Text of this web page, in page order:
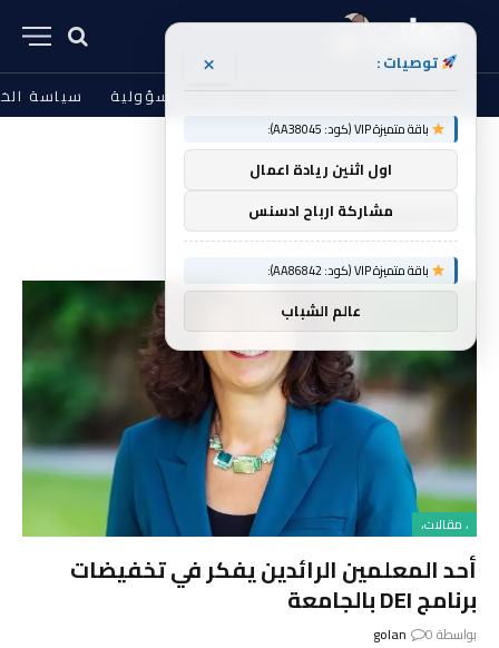
من نحن الشروط والأحكام إخلاء المسؤولية سياسة
الرئيسية » بالجامعة
بالجامعة
، مقالات،
أحد المعلمين الرائدين يفكر في تخفيضات
برنامج DEI بالجامعة
بواسطة golan 0
توصيات : ×
باقة متميزة VIP (كود: AA38045):
اول اثنين ريادة اعمال
مشاركة ارباح ادسنس
باقة متميزة VIP (كود: AA86842):
عالم الشباب